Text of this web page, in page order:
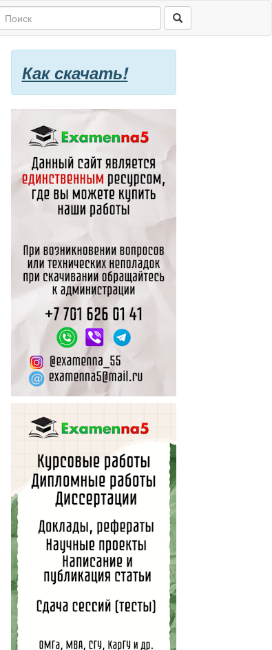
Как скачать!